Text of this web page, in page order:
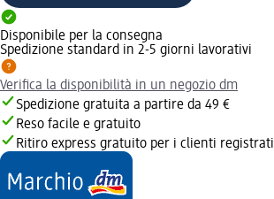
Disponibile per la consegna
Spedizione standard in 2-5 giorni lavorativi
Verifica la disponibilità in un negozio dm
Spedizione gratuita a partire da 49 €
Reso facile e gratuito
Ritiro express gratuito per i clienti registrati